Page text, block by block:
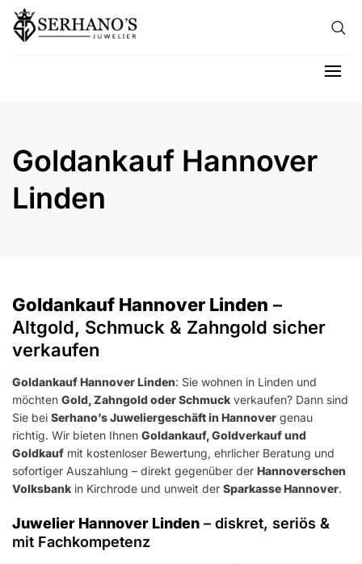
Skip to content
Goldankauf Hannover
Linden
Goldankauf Hannover Linden –
Altgold, Schmuck & Zahngold sicher
verkaufen
Goldankauf Hannover Linden: Sie wohnen in Linden und
möchten Gold, Zahngold oder Schmuck verkaufen? Dann sind
Sie bei Serhano’s Juweliergeschäft in Hannover genau
richtig. Wir bieten Ihnen Goldankauf, Goldverkauf und
Goldkauf mit kostenloser Bewertung, ehrlicher Beratung und
sofortiger Auszahlung – direkt gegenüber der Hannoverschen
Volksbank in Kirchrode und unweit der Sparkasse Hannover.
Juwelier Hannover Linden – diskret, seriös &
mit Fachkompetenz